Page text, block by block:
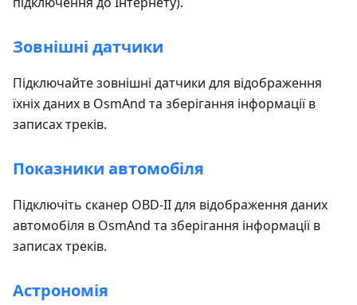
Зовнішні датчики
Підключайте зовнішні датчики для відображення
їхніх даних в OsmAnd та зберігання інформації в
записах треків.
Показники автомобіля
Підключіть сканер OBD-II для відображення даних
автомобіля в OsmAnd та зберігання інформації в
записах треків.
Астрономія